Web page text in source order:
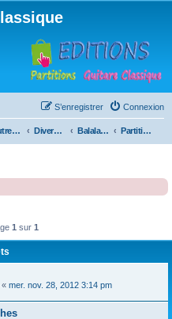
Connexion
S’enregistrer
Autres instruments à cordes pincées, ou styles Divers instruments Balalaïka Partitions
1 sur 1
« mer. nov. 28, 2012 3:14 pm